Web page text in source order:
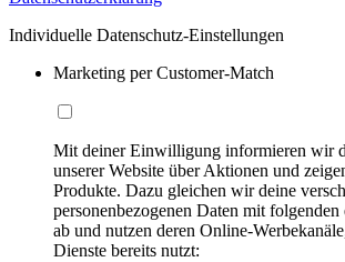
Individuelle Datenschutz-Einstellungen
Marketing per Customer-Match
Mit deiner Einwilligung informieren wir
unserer Website über Aktionen und
Produkte. Dazu gleichen wir deine
personenbezogenen Daten mit
ab und nutzen deren Online-
Dienste bereits nutzt: